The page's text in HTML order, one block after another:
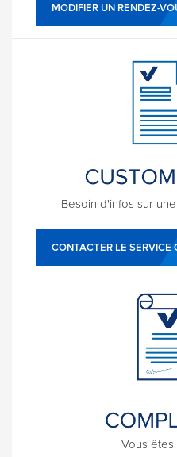
MODIFIER UN RENDEZ-
Besoin d'infos sur
CONTACTER LE SERVICE
Vous êtes